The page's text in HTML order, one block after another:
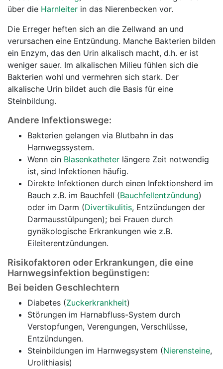
über die Harnleiter in das Nierenbecken vor.
Die Erreger heften sich an die Zellwand an und
verursachen eine Entzündung. Manche Bakterien bilden
ein Enzym, das den Urin alkalisch macht, d.h. er ist
weniger sauer. Im alkalischen Milieu fühlen sich die
Bakterien wohl und vermehren sich stark. Der
alkalische Urin bildet auch die Basis für eine
Steinbildung.
Andere Infektionswege:
Bakterien gelangen via Blutbahn in das
Harnwegssystem.
Wenn ein Blasenkatheter längere Zeit notwendig
ist, sind Infektionen häufig.
Direkte Infektionen durch einen Infektionsherd im
Bauch z.B. im Bauchfell (Bauchfellentzündung)
oder im Darm (Divertikulitis, Entzündungen der
Darmausstülpungen); bei Frauen durch
gynäkologische Erkrankungen wie z.B.
Eileiterentzündungen.
Risikofaktoren oder Erkrankungen, die eine
Harnwegsinfektion begünstigen:
Bei beiden Geschlechtern
Diabetes (Zuckerkrankheit)
Störungen im Harnabfluss-System durch
Verstopfungen, Verengungen, Verschlüsse,
Entzündungen.
Steinbildungen im Harnwegsystem (Nierensteine,
Urolithiasis)